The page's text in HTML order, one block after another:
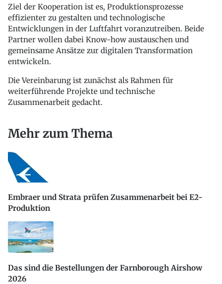
Ziel der Kooperation ist es, Produktionsprozesse
effizienter zu gestalten und technologische
Entwicklungen in der Luftfahrt voranzutreiben. Beide
Partner wollen dabei Know-how austauschen und
gemeinsame Ansätze zur digitalen Transformation
entwickeln.
Die Vereinbarung ist zunächst als Rahmen für
weiterführende Projekte und technische
Zusammenarbeit gedacht.
Mehr zum Thema
Embraer und Strata prüfen Zusammenarbeit bei E2-
Produktion
Das sind die Bestellungen der Farnborough Airshow
2026